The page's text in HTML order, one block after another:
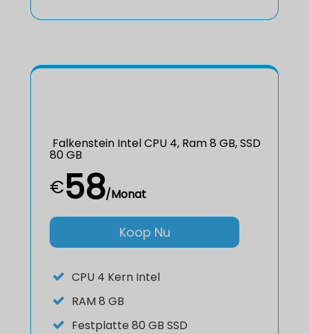
Falkenstein Intel CPU 4, Ram 8 GB, SSD
80 GB
€58/Monat
Koop Nu
CPU 4 Kern Intel
RAM 8 GB
Festplatte 80 GB SSD